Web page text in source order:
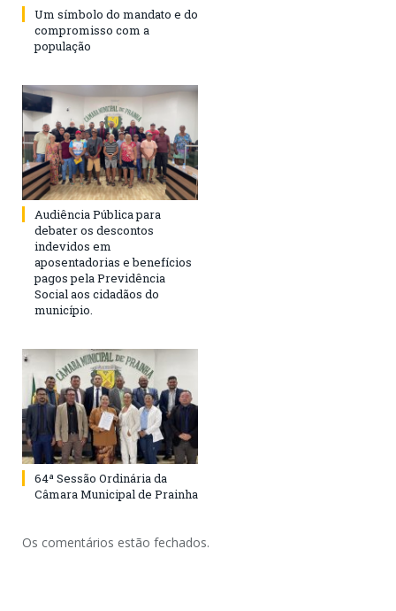
Um símbolo do mandato e do
compromisso com a
população
Audiência Pública para
debater os descontos
indevidos em
aposentadorias e benefícios
pagos pela Previdência
Social aos cidadãos do
município.
64ª Sessão Ordinária da
Câmara Municipal de Prainha
Os comentários estão fechados.